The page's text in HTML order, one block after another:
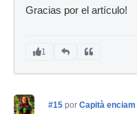
Gracias por el artículo!
1
#15 por Capità enciam